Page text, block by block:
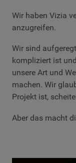
Wir haben Vizia
anzugreifen.
Wir sind
kompliziert ist
unsere Art und
machen. Wir
Projekt ist,
Aber das macht